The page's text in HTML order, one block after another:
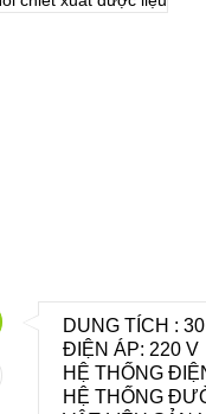
DUNG TÍCH :
ĐIỆN ÁP: 220 V
HỆ THỐNG
HỆ THỐNG